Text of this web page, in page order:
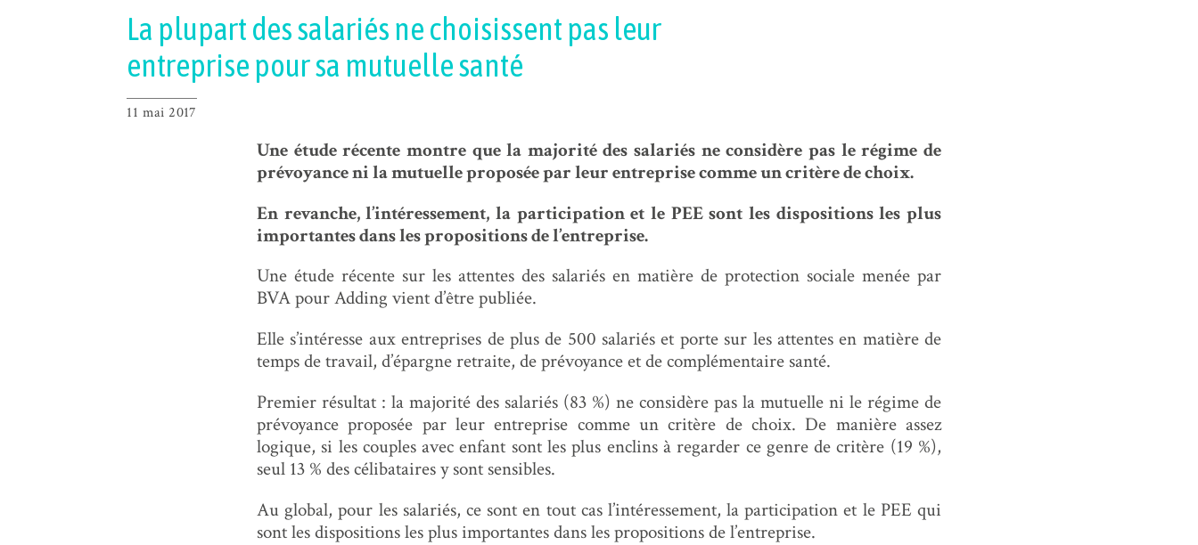
La plupart des salariés ne choisissent pas leur
entreprise pour sa mutuelle santé
11 mai 2017
Une étude récente montre que la majorité des salariés ne considère pas le régime de
prévoyance ni la mutuelle proposée par leur entreprise comme un critère de choix.
En revanche, l’intéressement, la participation et le PEE sont les dispositions les plus
importantes dans les propositions de l’entreprise.
Une étude récente sur les attentes des salariés en matière de protection sociale menée par
BVA pour Adding vient d’être publiée.
Elle s’intéresse aux entreprises de plus de 500 salariés et porte sur les attentes en matière de
temps de travail, d’épargne retraite, de prévoyance et de complémentaire santé.
Premier résultat : la majorité des salariés (83 %) ne considère pas la mutuelle ni le régime de
prévoyance proposée par leur entreprise comme un critère de choix. De manière assez
logique, si les couples avec enfant sont les plus enclins à regarder ce genre de critère (19 %),
seul 13 % des célibataires y sont sensibles.
Au global, pour les salariés, ce sont en tout cas l’intéressement, la participation et le PEE qui
sont les dispositions les plus importantes dans les propositions de l’entreprise.